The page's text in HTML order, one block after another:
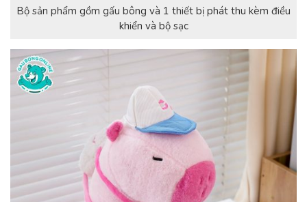
Bộ sản phẩm gồm gấu bông và 1 thiết bị phát thu kèm điều
khiển và bộ sạc